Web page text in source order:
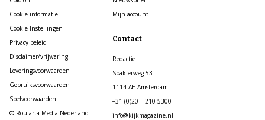
Cookie informatie
Cookie Instellingen
Privacy beleid
Disclaimer/vrijwaring
Leveringsvoorwaarden
Gebruiksvoorwaarden
Spelvoorwaarden
© Roularta Media Nederland
Mijn account
Contact
Redactie
Spaklerweg 53
1114 AE Amsterdam
+31 (0)20 – 210 5300
info@kijkmagazine.nl